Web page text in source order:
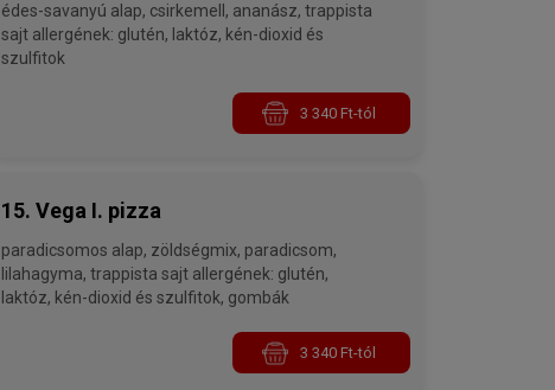
édes-savanyú alap, csirkemell, ananász, trappista
sajt allergének: glutén, laktóz, kén-dioxid és
szulfitok
3 340 Ft-tól
15. Vega I. pizza
paradicsomos alap, zöldségmix, paradicsom,
lilahagyma, trappista sajt allergének: glutén,
laktóz, kén-dioxid és szulfitok, gombák
3 340 Ft-tól